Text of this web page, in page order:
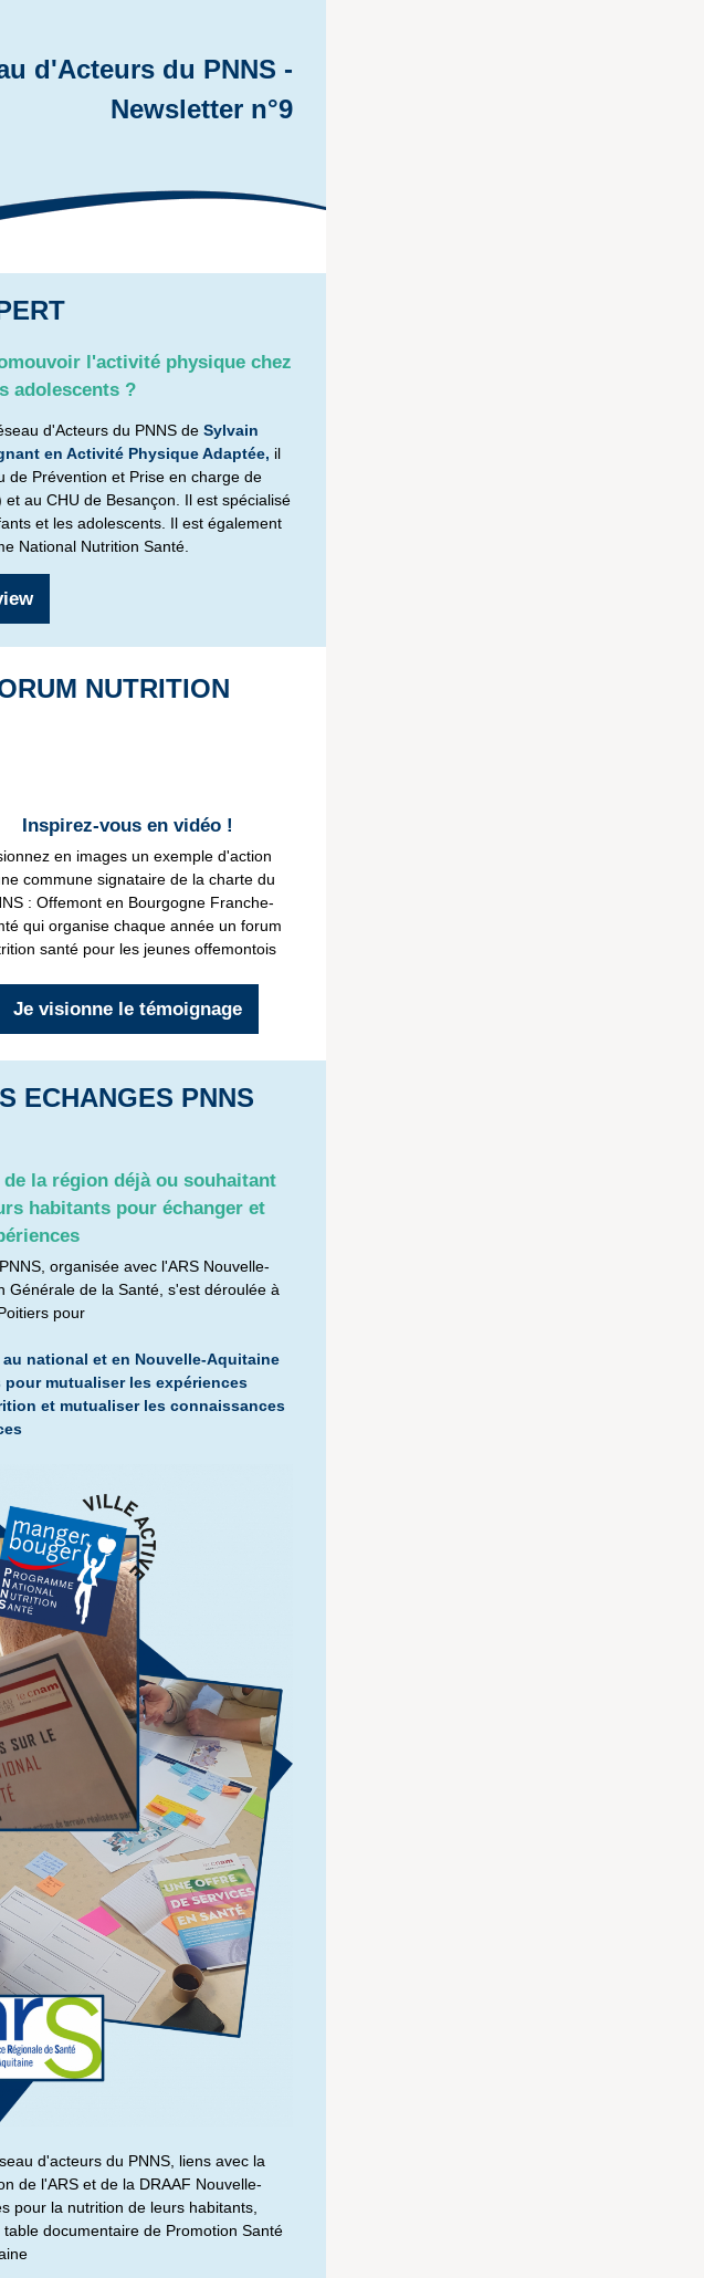
d'Acteurs du PNNS -
Newsletter n°9
l'activité physique chez
adolescents ?
d'Acteurs du PNNS de Sylvain
en Activité Physique Adaptée, il
de Prévention et Prise en charge de
au CHU de Besançon. Il est spécialisé
et les adolescents. Il est également
National Nutrition Santé.
NUTRITION
Inspirez-vous en vidéo !
en images un exemple d'action
commune signataire de la charte du
: Offemont en Bourgogne Franche-
qui organise chaque année un forum
santé pour les jeunes offemontois
Je visionne le témoignage
ECHANGES PNNS
la région déjà ou souhaitant
habitants pour échanger et
organisée avec l'ARS Nouvelle-
Générale de la Santé, s'est déroulée à
pour
national et en Nouvelle-Aquitaine
mutualiser les expériences
et mutualiser les connaissances
d'acteurs du PNNS, liens avec la
de l'ARS et de la DRAAF Nouvelle-
pour la nutrition de leurs habitants,
documentaire de Promotion Santé